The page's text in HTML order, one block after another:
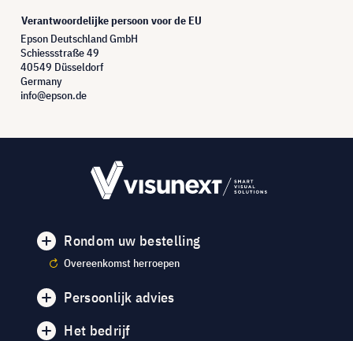
Verantwoordelijke persoon voor de EU
Epson Deutschland GmbH
Schiessstraße 49
40549 Düsseldorf
Germany
info@epson.de
Rondom uw bestelling
Overeenkomst herroepen
Persoonlijk advies
Het bedrijf